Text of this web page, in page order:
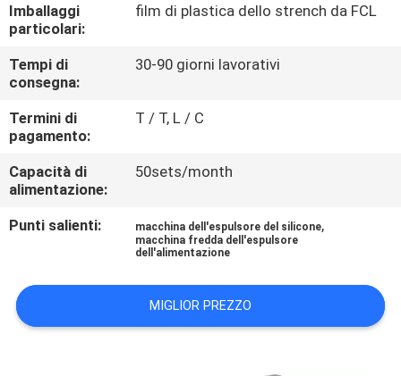
CONTATTICI
NOTIZIE
CASI
DEL
PRIVACY
Imballaggi
particolari:
film di plastica dello strench da FCL
Tempi di
consegna:
30-90 giorni lavorativi
Termini di
pagamento:
T / T, L / C
Capacità di
alimentazione:
50sets/month
Punti salienti: macchina dell'espulsore del silicone,
macchina fredda dell'espulsore
dell'alimentazione
MIGLIOR PREZZO